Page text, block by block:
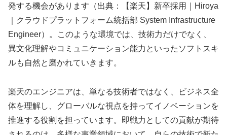
発する機会があります（出典：【楽天】新卒採用｜Hiroya
｜クラウドプラットフォーム統括部 System Infrastructure
Engineer）。このような環境では、技術力だけでなく、
異文化理解やコミュニケーション能力といったソフトスキ
ルも自然と磨かれていきます。
楽天のエンジニアは、単なる技術者ではなく、ビジネス全
体を理解し、グローバルな視点を持ってイノベーションを
推進する役割を担っています。即戦力としての貢献が期待